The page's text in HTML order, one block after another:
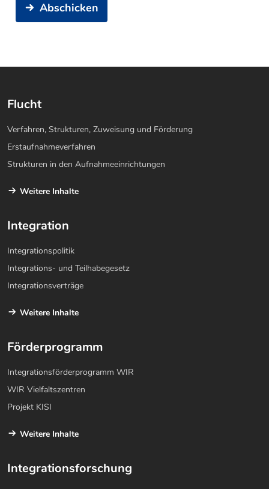
Abschicken
Flucht
Verfahren, Strukturen, Zuweisung und Förderung
Erstaufnahmeverfahren
Strukturen in den Aufnahmeeinrichtungen
Weitere Inhalte
Integration
Integrationspolitik
Integrations- und Teilhabegesetz
Integrationsverträge
Weitere Inhalte
Förderprogramm
Integrationsförderprogramm WIR
WIR Vielfaltszentren
Projekt KISI
Weitere Inhalte
Integrationsforschung